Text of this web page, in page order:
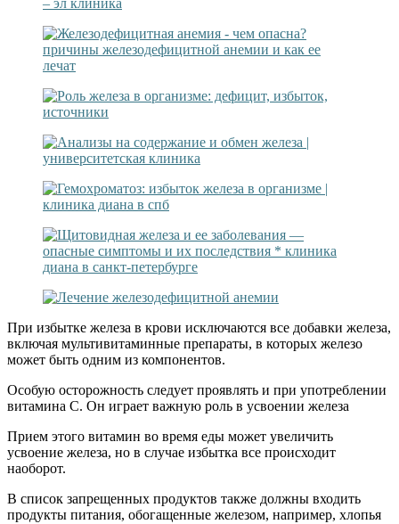
При избытке железа в крови исключаются все добавки железа,
включая мультивитаминные препараты, в которых железо
может быть одним из компонентов.
Особую осторожность следует проявлять и при употреблении
витамина С. Он играет важную роль в усвоении железа
Прием этого витамин во время еды может увеличить
усвоение железа, но в случае избытка все происходит
наоборот.
В список запрещенных продуктов также должны входить
продукты питания, обогащенные железом, например, хлопья